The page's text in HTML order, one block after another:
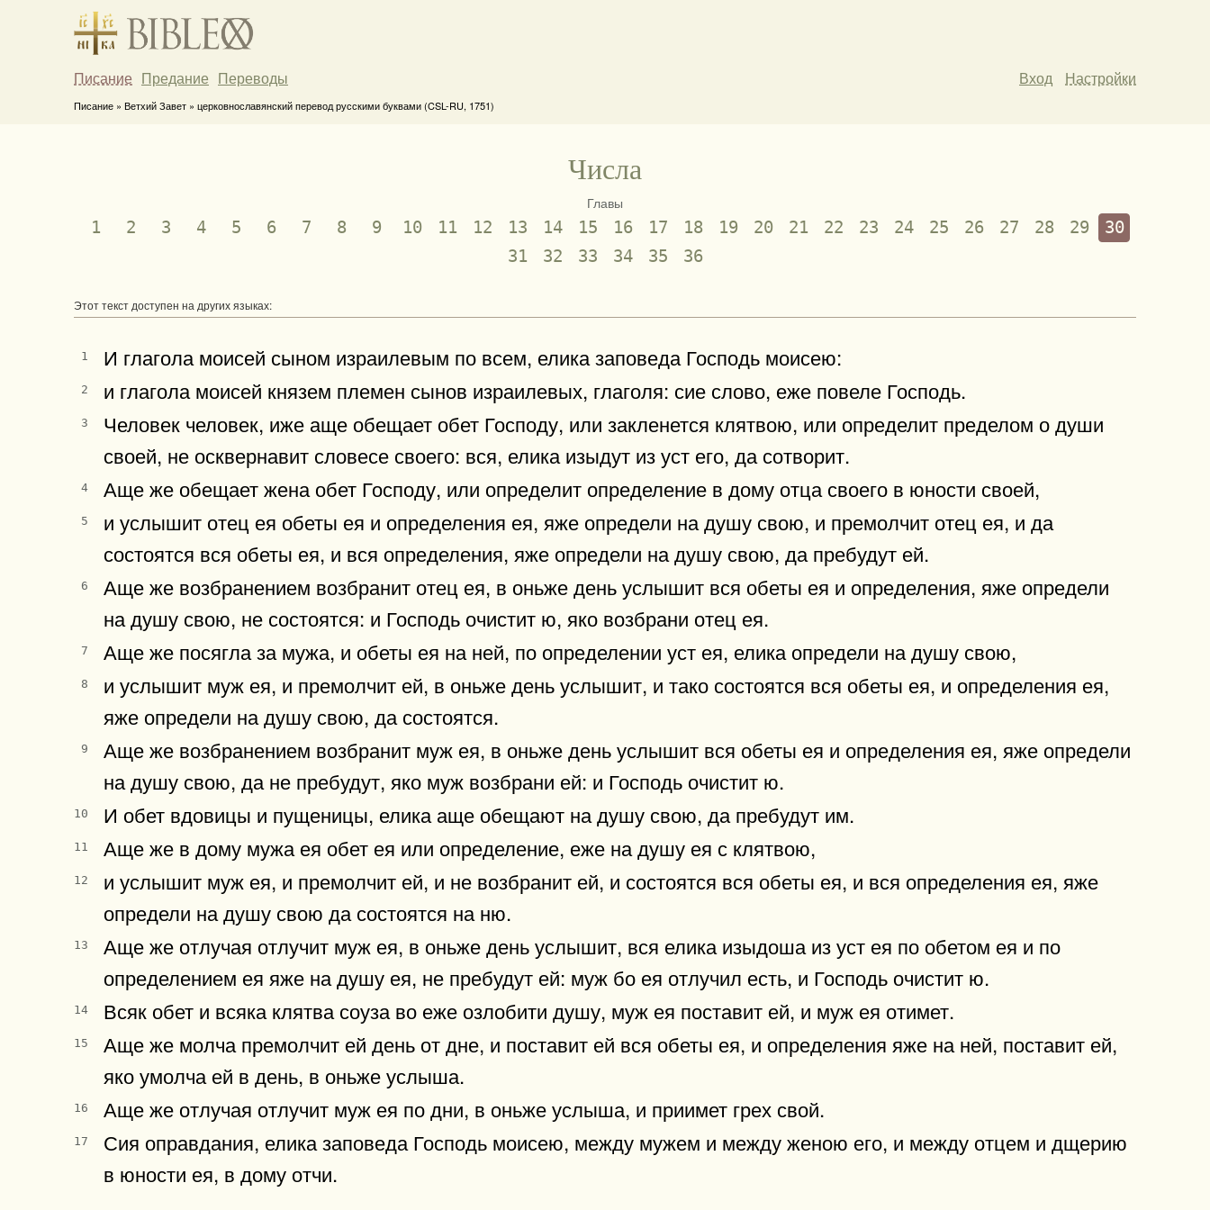
Писание Предание Переводы Вход Настройки
Писание » Ветхий Завет » церковнославянский перевод русскими буквами (CSL-RU, 1751)
Числа
Главы
1 2 3 4 5 6 7 8 9 10 11 12 13 14 15 16 17 18 19 20 21 22 23 24 25 26 27 28 29
30
31
32 33 34 35 36
Этот текст доступен на других языках:
1 И глагола моисей сыном израилевым по всем, елика заповеда Господь моисею:
2 и глагола моисей князем племен сынов израилевых, глаголя: сие слово, еже повеле Господь.
3
Человек человек, иже аще обещает обет Господу, или закленется клятвою, или определит пределом о души
своей, не осквернавит словесе своего: вся, елика изыдут из уст его, да сотворит.
4 Аще же обещает жена обет Господу, или определит определение в дому отца своего в юности своей,
5
и услышит отец ея обеты ея и определения ея, яже определи на душу свою, и премолчит отец ея, и да
состоятся вся обеты ея, и вся определения, яже определи на душу свою, да пребудут ей.
6
Аще же возбранением возбранит отец ея, в оньже день услышит вся обеты ея и определения, яже определи
на душу свою, не состоятся: и Господь очистит ю, яко возбрани отец ея.
7 Аще же посягла за мужа, и обеты ея на ней, по определении уст ея, елика определи на душу свою,
8
и услышит муж ея, и премолчит ей, в оньже день услышит, и тако состоятся вся обеты ея, и определения ея,
яже определи на душу свою, да состоятся.
9
Аще же возбранением возбранит муж ея, в оньже день услышит вся обеты ея и определения ея, яже определи
на душу свою, да не пребудут, яко муж возбрани ей: и Господь очистит ю.
10 И обет вдовицы и пущеницы, елика аще обещают на душу свою, да пребудут им.
11 Аще же в дому мужа ея обет ея или определение, еже на душу ея с клятвою,
12
и услышит муж ея, и премолчит ей, и не возбранит ей, и состоятся вся обеты ея, и вся определения ея, яже
определи на душу свою да состоятся на ню.
13
Аще же отлучая отлучит муж ея, в оньже день услышит, вся елика изыдоша из уст ея по обетом ея и по
определением ея яже на душу ея, не пребудут ей: муж бо ея отлучил есть, и Господь очистит ю.
14 Всяк обет и всяка клятва соуза во еже озлобити душу, муж ея поставит ей, и муж ея отимет.
15
Аще же молча премолчит ей день от дне, и поставит ей вся обеты ея, и определения яже на ней, поставит ей,
яко умолча ей в день, в оньже услыша.
16 Аще же отлучая отлучит муж ея по дни, в оньже услыша, и приимет грех свой.
17
Сия оправдания, елика заповеда Господь моисею, между мужем и между женою его, и между отцем и дщерию
в юности ея, в дому отчи.